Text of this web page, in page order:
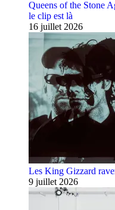
Queens of the Stone
le clip est là
16 juillet 2026
Les King Gizzard
9 juillet 2026